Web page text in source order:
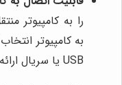
را به کامپیوتر
به کامپیوتر
USB یا سریال ارائه می‌شود.